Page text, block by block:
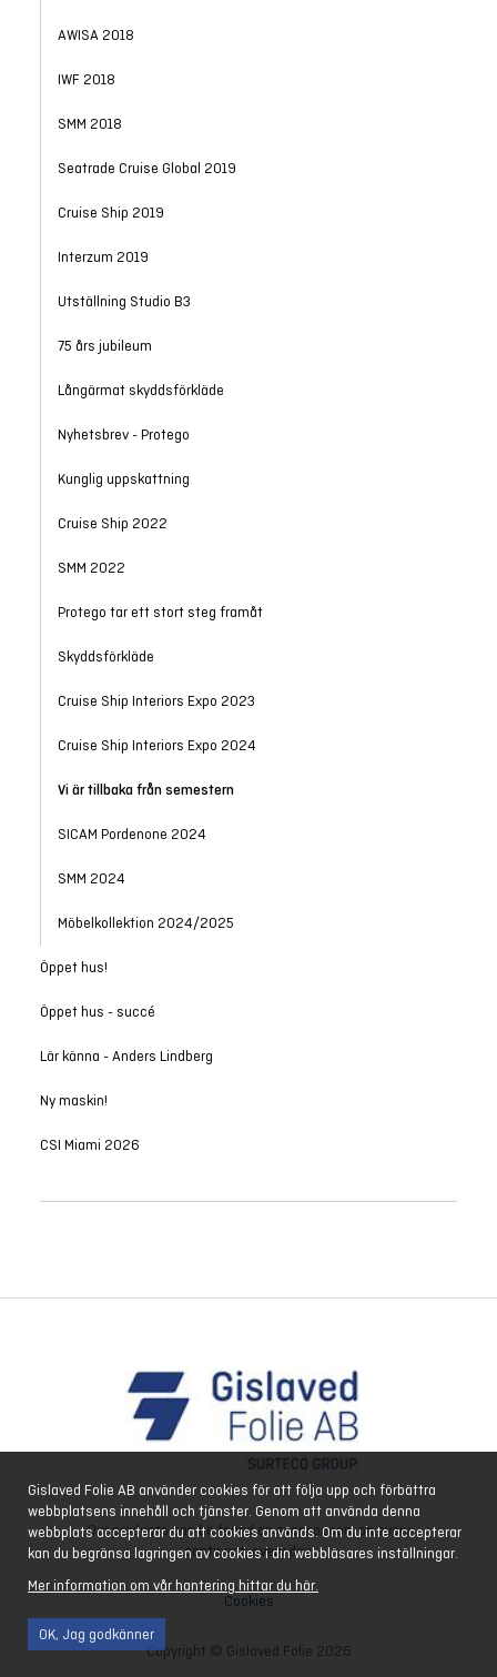
Gislaved Folie AB använder cookies för att följa upp och förbättra
webbplatsens innehåll och tjänster. Genom att använda denna
webbplats accepterar du att cookies används. Om du inte accepterar
kan du begränsa lagringen av cookies i din webbläsares inställningar.
Mer information om vår hantering hittar du här.
OK, Jag godkänner
AWISA 2018
IWF 2018
SMM 2018
Seatrade Cruise Global 2019
Cruise Ship 2019
Interzum 2019
Utställning Studio B3
75 års jubileum
Långärmat skyddsförkläde
Nyhetsbrev - Protego
Kunglig uppskattning
Cruise Ship 2022
SMM 2022
Protego tar ett stort steg framåt
Skyddsförkläde
Cruise Ship Interiors Expo 2023
Cruise Ship Interiors Expo 2024
Vi är tillbaka från semestern
SICAM Pordenone 2024
SMM 2024
Möbelkollektion 2024/2025
Öppet hus!
Öppet hus - succé
Lär känna - Anders Lindberg
Ny maskin!
CSI Miami 2026
Our products can be found on every ocean, on every
continent, every day.
Cookies
Copyright © Gislaved Folie 2026